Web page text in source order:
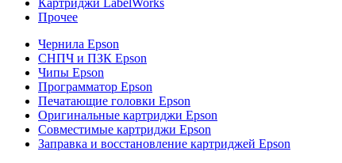
Картриджи LabelWorks
Прочее
Чернила Epson
СНПЧ и ПЗК Epson
Чипы Epson
Программатор Epson
Печатающие головки Epson
Оригинальные картриджи Epson
Совместимые картриджи Epson
Заправка и восстановление картриджей Epson